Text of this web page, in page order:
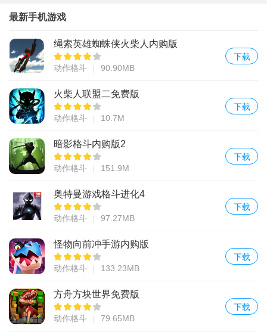
最新手机游戏
绳索英雄蜘蛛侠火柴人内购版
动作格斗 90.90MB
下载
火柴人联盟二免费版
动作格斗 10.7M
下载
暗影格斗内购版2
动作格斗 151.9M
下载
奥特曼游戏格斗进化4
动作格斗 97.27MB
下载
怪物向前冲手游内购版
动作格斗 133.23MB
下载
方舟方块世界免费版
动作格斗 79.65MB
下载